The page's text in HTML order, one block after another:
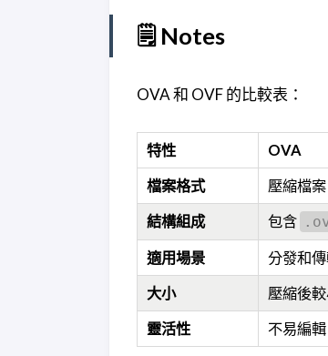
🗒️ Notes
OVA 和 OVF 的比較表：
特性 OVA
檔案格式 壓縮檔案
結構組成 包含
適用場景 分發和
大小 壓縮後
靈活性 不易編輯